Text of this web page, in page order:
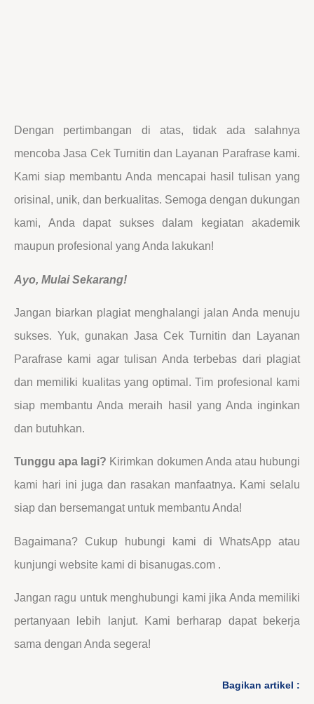
Dengan pertimbangan di atas, tidak ada salahnya
mencoba Jasa Cek Turnitin dan Layanan Parafrase kami.
Kami siap membantu Anda mencapai hasil tulisan yang
orisinal, unik, dan berkualitas. Semoga dengan dukungan
kami, Anda dapat sukses dalam kegiatan akademik
maupun profesional yang Anda lakukan!
Ayo, Mulai Sekarang!
Jangan biarkan plagiat menghalangi jalan Anda menuju
sukses. Yuk, gunakan Jasa Cek Turnitin dan Layanan
Parafrase kami agar tulisan Anda terbebas dari plagiat
dan memiliki kualitas yang optimal. Tim profesional kami
siap membantu Anda meraih hasil yang Anda inginkan
dan butuhkan.
Tunggu apa lagi? Kirimkan dokumen Anda atau hubungi
kami hari ini juga dan rasakan manfaatnya. Kami selalu
siap dan bersemangat untuk membantu Anda!
Bagaimana? Cukup hubungi kami di WhatsApp atau
kunjungi website kami di bisanugas.com .
Jangan ragu untuk menghubungi kami jika Anda memiliki
pertanyaan lebih lanjut. Kami berharap dapat bekerja
sama dengan Anda segera!
Bagikan artikel :